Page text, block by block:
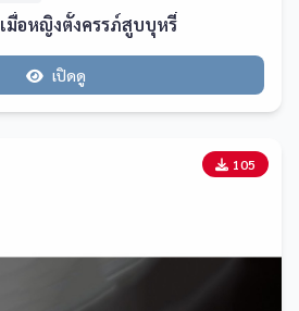
มื่อหญิงตั้งครรภ์สูบบุหรี่
เปิดดู
105